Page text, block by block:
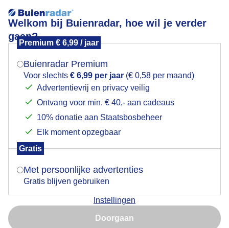
Welkom bij Buienradar, hoe wil je verder
gaan?
Premium € 6,99 / jaar
Buienradar Premium
Voor slechts € 6,99 per jaar (€ 0,58 per maand)
Advertentievrij en privacy veilig
Ontvang voor min. € 40,- aan cadeaus
10% donatie aan Staatsbosbeheer
Elk moment opzegbaar
Gratis
Met persoonlijke advertenties
Gratis blijven gebruiken
Instellingen
Doorgaan
nap_paaltje
Een moment geduld aub...
Populaire categorieën
Lente
Zomer
Mogen we je locatie gebruiken voor het
Indien je hier nog geen akkoord op hebt gegeven,
verschijnt er zo een pop-up uit je browser waarin
Is goed, toon de popup
Nu niet, misschien later